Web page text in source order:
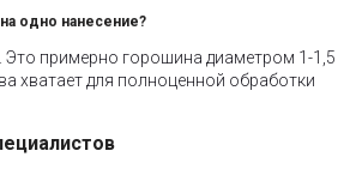
одно нанесение?
Это примерно горошина диаметром 1-1,5
хватает для полноценной обработки